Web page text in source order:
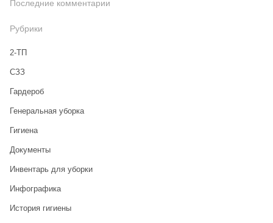
Последние комментарии
Рубрики
2-ТП
CЗЗ
Гардероб
Генеральная уборка
Гигиена
Документы
Инвентарь для уборки
Инфографика
История гигиены